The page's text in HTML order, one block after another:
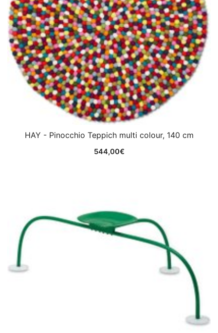
HAY - Pinocchio Teppich multi colour, 140 cm
544,00€